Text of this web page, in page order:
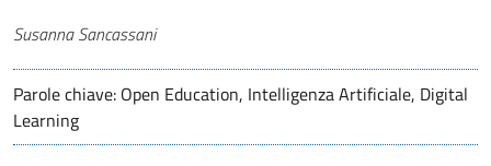
Autori
Susanna Sancassani
Parole chiave: Open Education, Intelligenza Artificiale, Digital
Learning